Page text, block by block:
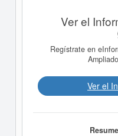
Ver el
Regístrate en
Ver el